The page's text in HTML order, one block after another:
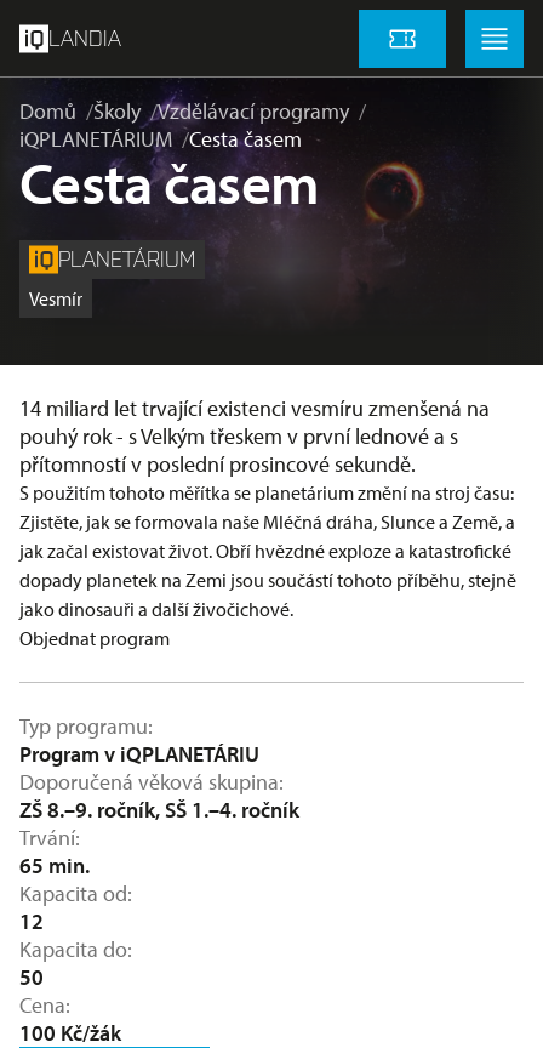
LANDIA Vstupenky
Menu
Domů Školy
Vzdělávací programy
iQPLANETÁRIUM
Cesta časem
Cesta časem
PLANETÁRIUM
Vesmír
14 miliard let trvající existenci vesmíru zmenšená na
pouhý rok - s Velkým třeskem v první lednové a s
přítomností v poslední prosincové sekundě.
S použitím tohoto měřítka se planetárium změní na stroj času:
Zjistěte, jak se formovala naše Mléčná dráha, Slunce a Země, a
jak začal existovat život. Obří hvězdné exploze a katastrofické
dopady planetek na Zemi jsou součástí tohoto příběhu, stejně
jako dinosauři a další živočichové.
Objednat program
Typ programu
Program v iQPLANETÁRIU
Doporučená věková skupina
ZŠ 8.–9. ročník, SŠ 1.–4. ročník
Trvání
65 min.
Kapacita od
12
Kapacita do
50
Cena
100 Kč/žák